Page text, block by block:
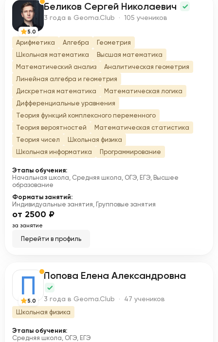
Б
5.0
Беликов Сергей Николаевич
3 года в Geoma.Club · 105 учеников
Арифметика Алгебра
Геометрия
Школьная математика
Высшая математика
Математический анализ
Аналитическая геометрия
Линейная алгебра и геометрия
Дискретная математика
Математическая логика
Дифференциальные уравнения
Теория функций комплексного переменного
Теория вероятностей
Математическая статистика
Теория чисел
Школьная физика
Школьная информатика
Программирование
Этапы обучения:
Начальная школа, Средняя школа, ОГЭ, ЕГЭ, Высшее
образование
Форматы занятий:
Индивидуальные занятия, Групповые занятия
от 2500 ₽
за занятие
Перейти в профиль
П
5.0
Попова Елена Александровна
3 года в Geoma.Club · 47 учеников
Школьная физика
Этапы обучения:
Средняя школа, ОГЭ, ЕГЭ